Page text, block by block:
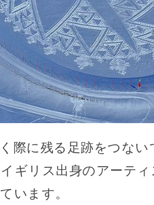
際に残る足跡をつない
ギリス出身のアーテ
います。